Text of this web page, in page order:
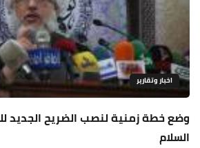
اخبار وتقارير
وضع خطة زمنية لنصب الضريح الجديد
السلام